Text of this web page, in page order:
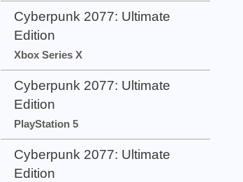
Cyberpunk 2077: Ultimate
Edition
Xbox Series X
Cyberpunk 2077: Ultimate
Edition
PlayStation 5
Cyberpunk 2077: Ultimate
Edition